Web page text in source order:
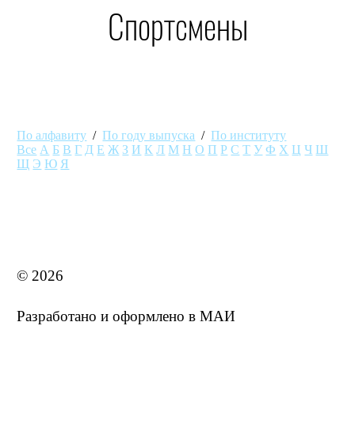
Спортсмены
По алфавиту /По году выпуска /По институту
Все А Б В Г Д Е Ж З И К Л М Н О П Р С Т У Ф Х Ц Ч Ш
Щ Э Ю Я
© 2026
Разработано и оформлено в МАИ